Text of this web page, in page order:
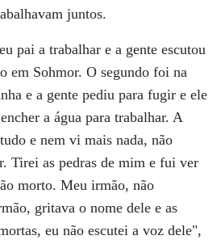
juntos.
pai a trabalhar e a gente escutou
em Sohmor. O segundo foi na
e a gente pediu para fugir e ele
a água para trabalhar. A
e nem vi mais nada, não
Tirei as pedras de mim e fui ver
morto. Meu irmão, não
gritava o nome dele e as
eu não escutei a voz dele",